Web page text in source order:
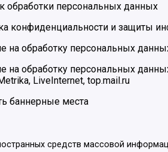
обработки персональных данных
конфиденциальности и защиты
на обработку персональных
на обработку персональных
LiveInternet, top.mail.ru
баннерные места
средств массовой